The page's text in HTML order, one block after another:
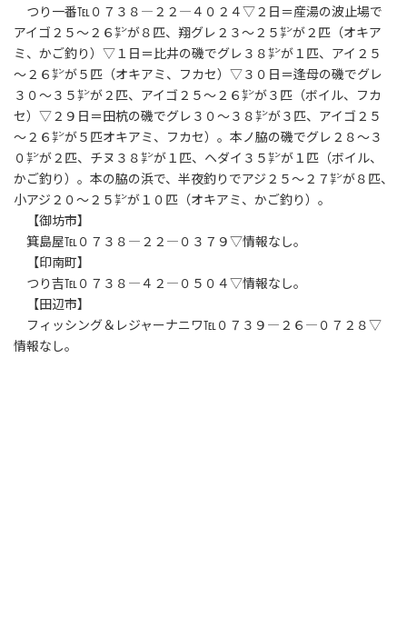
つり一番℡０７３８―２２―４０２４▽２日＝産湯の波止場で
アイゴ２５～２６㌢が８匹、翔グレ２３～２５㌢が２匹（オキア
ミ、かご釣り）▽１日＝比井の磯でグレ３８㌢が１匹、アイ２５
～２６㌢が５匹（オキアミ、フカセ）▽３０日＝逢母の磯でグレ
３０～３５㌢が２匹、アイゴ２５～２６㌢が３匹（ボイル、フカ
セ）▽２９日＝田杭の磯でグレ３０～３８㌢が３匹、アイゴ２５
～２６㌢が５匹オキアミ、フカセ）。本ノ脇の磯でグレ２８～３
０㌢が２匹、チヌ３８㌢が１匹、ヘダイ３５㌢が１匹（ボイル、
かご釣り）。本の脇の浜で、半夜釣りでアジ２５～２７㌢が８匹、
小アジ２０～２５㌢が１０匹（オキアミ、かご釣り）。
【御坊市】
箕島屋℡０７３８―２２―０３７９▽情報なし。
【印南町】
つり吉℡０７３８―４２―０５０４▽情報なし。
【田辺市】
フィッシング＆レジャーナニワ℡０７３９―２６―０７２８▽
情報なし。